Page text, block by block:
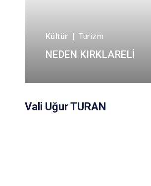
Kültür Turizm
NEDEN KIRKLARELİ
Vali Uğur TURAN